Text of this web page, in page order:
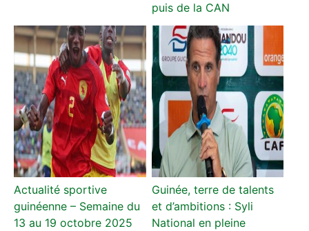
puis de la CAN
Actualité sportive
guinéenne – Semaine du
13 au 19 octobre 2025
Guinée, terre de talents
et d’ambitions : Syli
National en pleine